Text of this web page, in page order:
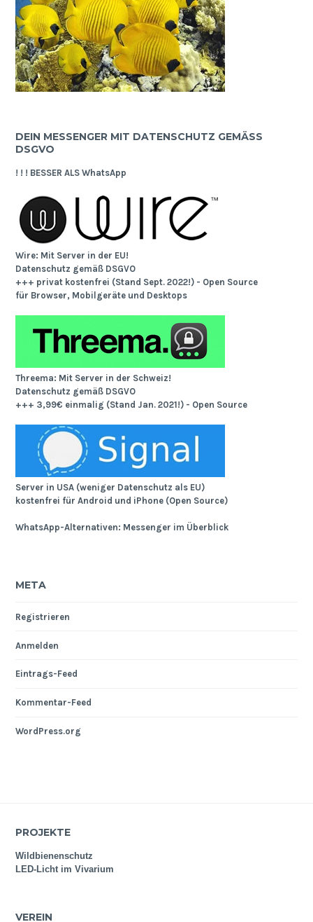
DEIN MESSENGER MIT DATENSCHUTZ GEMÄSS D
SGVO
! ! ! BESSER ALS WhatsApp
Wire: Mit Server in der EU!
Datenschutz gemäß DSGVO
+++ privat kostenfrei (Stand Sept. 2022!) - Open Source
für Browser, Mobilgeräte und Desktops
Threema: Mit Server in der Schweiz!
Datenschutz gemäß DSGVO
+++ 3,99€ einmalig (Stand Jan. 2021!) - Open Source
Server in USA (weniger Datenschutz als EU)
kostenfrei für Android und iPhone (Open Source)
WhatsApp-Alternativen: Messenger im Überblick
META
Registrieren
Anmelden
Eintrags-Feed
Kommentar-Feed
WordPress.org
PROJEKTE
Wildbienenschutz
LED-Licht im Vivarium
VEREIN